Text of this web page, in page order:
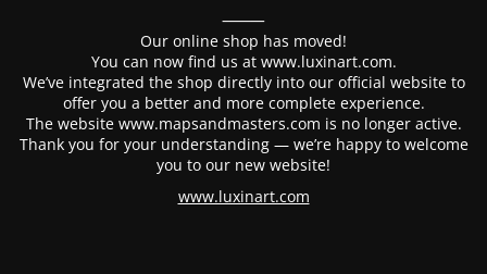
⸻
Our online shop has moved!
You can now find us at www.luxinart.com.
We’ve integrated the shop directly into our official website to
offer you a better and more complete experience.
The website www.mapsandmasters.com is no longer active.
Thank you for your understanding — we’re happy to welcome
you to our new website!
www.luxinart.com